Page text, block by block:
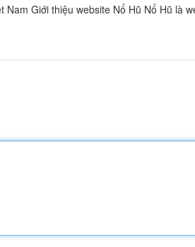
Giới thiệu website Nổ Hũ Nổ Hũ là